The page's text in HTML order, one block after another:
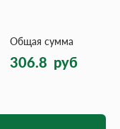
Общая сумма
306.8 руб